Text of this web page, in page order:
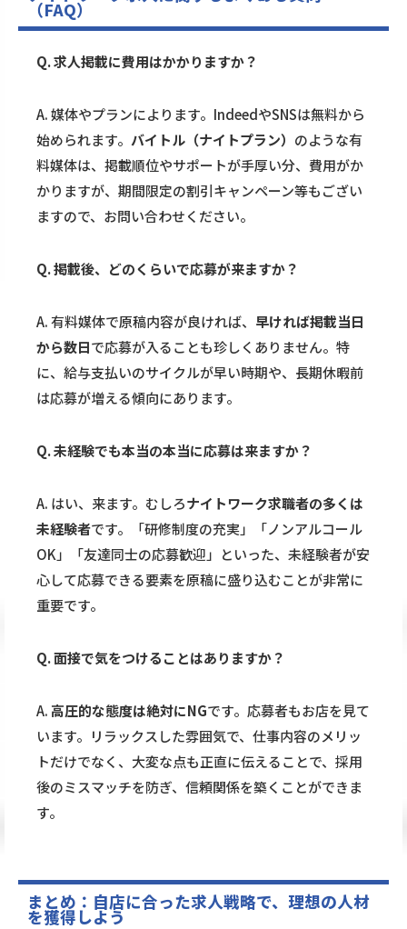
（FAQ）
Q. 求人掲載に費用はかかりますか？
A. 媒体やプランによります。IndeedやSNSは無料から
始められます。 バイトル（ナイトプラン） のような有
料媒体は、掲載順位やサポートが手厚い分、費用がか
かりますが、期間限定の割引キャンペーン等もござい
ますので、 お問い合わせください。
Q. 掲載後、どのくらいで応募が来ますか？
A. 有料媒体で原稿内容が良ければ、 早ければ掲載当日
から数日で応募が入ることも珍しくありません。特
に、給与支払いのサイクルが早い時期や、長期休暇前
は応募が増える傾向にあります。
Q. 未経験でも本当の本当に応募は来ますか？
A. はい、来ます。むしろナイトワーク求職者の多くは
未経験者です。「研修制度の充実」「ノンアルコール
OK」「友達同士の応募歓迎」といった、未経験者が安
心して応募できる要素を原稿に盛り込むことが非常に
重要です。
Q. 面接で気をつけることはありますか？
A. 高圧的な態度は絶対にNGです。応募者もお店を見て
います。リラックスした雰囲気で、仕事内容のメリッ
トだけでなく、大変な点も正直に伝えることで、採用
後のミスマッチを防ぎ、信頼関係を築くことができま
す。
まとめ：自店に合った求人戦略で、理想の人材
を獲得しよう